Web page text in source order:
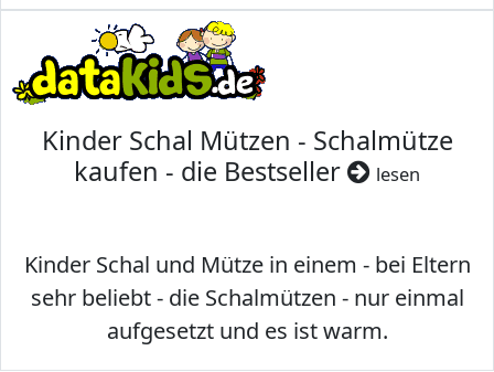
Kinder Schal Mützen - Schalmütze
kaufen - die Bestseller
lesen
Kinder Schal und Mütze in einem - bei Eltern
sehr beliebt - die Schalmützen - nur einmal
aufgesetzt und es ist warm.